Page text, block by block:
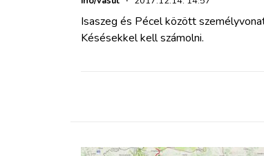
Isaszeg és Pécel között
Késésekkel kell számolni.